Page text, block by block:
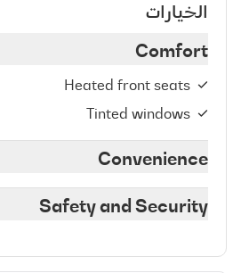
الخيارات
Comfort
Heated front seats
Tinted windows
Convenience
Safety and Security